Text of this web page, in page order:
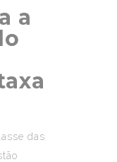
a
das